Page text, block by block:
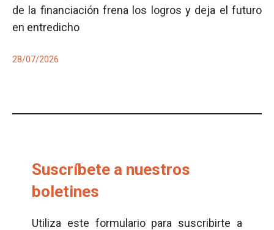
de la financiación frena los logros y deja el futuro
en entredicho
28/07/2026
Suscríbete a nuestros
boletines
Utiliza este formulario para suscribirte a